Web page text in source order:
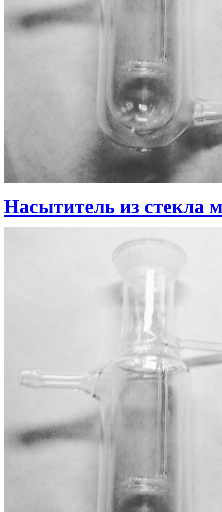
Насытитель из стекла